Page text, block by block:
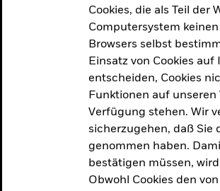
das am
verfolgt das
demografische und
Vorschläge, um das
Cookies, die als Teil
Computersystem
Browsers selbst
Einsatz von Cookies
entscheiden, Cookies
Funktionen auf
Verfügung stehen. Wir
sicherzugehen, daß Sie
genommen haben.
bestätigen müssen,
Obwohl Cookies den